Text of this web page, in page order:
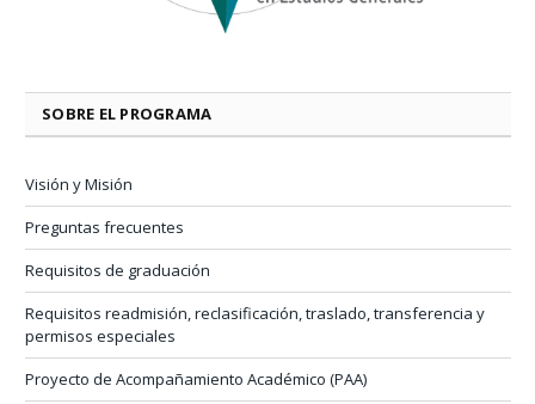
SOBRE EL PROGRAMA
Visión y Misión
Preguntas frecuentes
Requisitos de graduación
Requisitos readmisión, reclasificación, traslado, transferencia y
permisos especiales
Proyecto de Acompañamiento Académico (PAA)